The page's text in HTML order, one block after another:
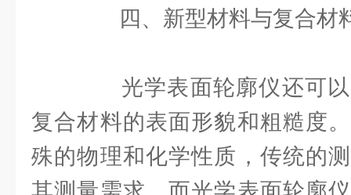
四、新型材料与复合材
光学表面轮廓仪还可以
复合材料的表面形貌和粗糙度
殊的物理和化学性质，传统的